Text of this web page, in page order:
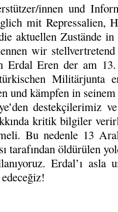
innen und
mit Repressalien,
aktuellen Zustände
wir
ErdalEren der am
Militärjunta
und kämpfen in
destekçilerimiz
kritik bilgiler
Bu nedenle 13
tarafından öldürülen
Erdal’ı asla